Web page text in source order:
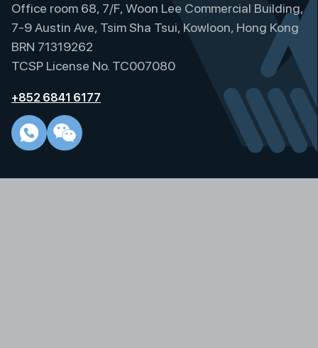
Office room 68, 7/F, Woon Lee Commercial Building,
7-9 Austin Ave, Tsim Sha Tsui, Kowloon, Hong Kong
BRN 71319262
TCSP License No. TC007080
+852 6841 6177